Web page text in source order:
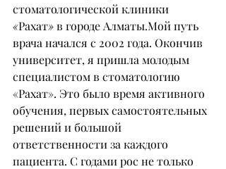
стоматологической клиники
«Рахат» в городе Алматы.Мой путь
врача начался с 2002 года. Окончив
университет, я пришла молодым
специалистом в стоматологию
«Рахат». Это было время активного
обучения, первых самостоятельных
решений и большой
ответственности за каждого
пациента. С годами рос не только